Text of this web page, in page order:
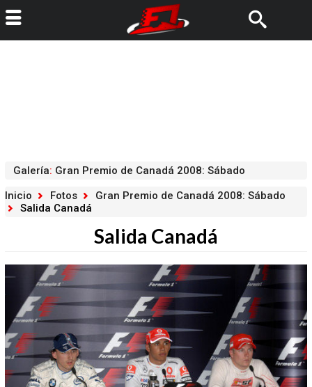
Galería: Gran Premio de Canadá 2008: Sábado
Inicio
Fotos
Gran Premio de Canadá 2008: Sábado
Salida Canadá
Salida Canadá